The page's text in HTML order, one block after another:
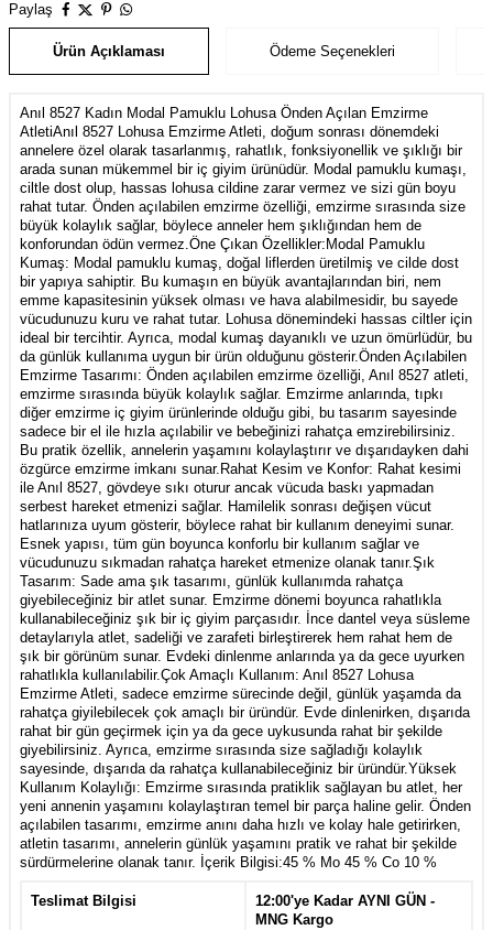
Paylaş
Ürün Açıklaması Ödeme Seçenekleri
Anıl 8527 Kadın Modal Pamuklu Lohusa Önden Açılan Emzirme
AtletiAnıl 8527 Lohusa Emzirme Atleti, doğum sonrası dönemdeki
annelere özel olarak tasarlanmış, rahatlık, fonksiyonellik ve şıklığı bir
arada sunan mükemmel bir iç giyim ürünüdür. Modal pamuklu kumaşı,
ciltle dost olup, hassas lohusa cildine zarar vermez ve sizi gün boyu
rahat tutar. Önden açılabilen emzirme özelliği, emzirme sırasında size
büyük kolaylık sağlar, böylece anneler hem şıklığından hem de
konforundan ödün vermez.Öne Çıkan Özellikler:Modal Pamuklu
Kumaş: Modal pamuklu kumaş, doğal liflerden üretilmiş ve cilde dost
bir yapıya sahiptir. Bu kumaşın en büyük avantajlarından biri, nem
emme kapasitesinin yüksek olması ve hava alabilmesidir, bu sayede
vücudunuzu kuru ve rahat tutar. Lohusa dönemindeki hassas ciltler için
ideal bir tercihtir. Ayrıca, modal kumaş dayanıklı ve uzun ömürlüdür, bu
da günlük kullanıma uygun bir ürün olduğunu gösterir.Önden Açılabilen
Emzirme Tasarımı: Önden açılabilen emzirme özelliği, Anıl 8527 atleti,
emzirme sırasında büyük kolaylık sağlar. Emzirme anlarında, tıpkı
diğer emzirme iç giyim ürünlerinde olduğu gibi, bu tasarım sayesinde
sadece bir el ile hızla açılabilir ve bebeğinizi rahatça emzirebilirsiniz.
Bu pratik özellik, annelerin yaşamını kolaylaştırır ve dışarıdayken dahi
özgürce emzirme imkanı sunar.Rahat Kesim ve Konfor: Rahat kesimi
ile Anıl 8527, gövdeye sıkı oturur ancak vücuda baskı yapmadan
serbest hareket etmenizi sağlar. Hamilelik sonrası değişen vücut
hatlarınıza uyum gösterir, böylece rahat bir kullanım deneyimi sunar.
Esnek yapısı, tüm gün boyunca konforlu bir kullanım sağlar ve
vücudunuzu sıkmadan rahatça hareket etmenize olanak tanır.Şık
Tasarım: Sade ama şık tasarımı, günlük kullanımda rahatça
giyebileceğiniz bir atlet sunar. Emzirme dönemi boyunca rahatlıkla
kullanabileceğiniz şık bir iç giyim parçasıdır. İnce dantel veya süsleme
detaylarıyla atlet, sadeliği ve zarafeti birleştirerek hem rahat hem de
şık bir görünüm sunar. Evdeki dinlenme anlarında ya da gece uyurken
rahatlıkla kullanılabilir.Çok Amaçlı Kullanım: Anıl 8527 Lohusa
Emzirme Atleti, sadece emzirme sürecinde değil, günlük yaşamda da
rahatça giyilebilecek çok amaçlı bir üründür. Evde dinlenirken, dışarıda
rahat bir gün geçirmek için ya da gece uykusunda rahat bir şekilde
giyebilirsiniz. Ayrıca, emzirme sırasında size sağladığı kolaylık
sayesinde, dışarıda da rahatça kullanabileceğiniz bir üründür.Yüksek
Kullanım Kolaylığı: Emzirme sırasında pratiklik sağlayan bu atlet, her
yeni annenin yaşamını kolaylaştıran temel bir parça haline gelir. Önden
açılabilen tasarımı, emzirme anını daha hızlı ve kolay hale getirirken,
atletin tasarımı, annelerin günlük yaşamını pratik ve rahat bir şekilde
sürdürmelerine olanak tanır. İçerik Bilgisi:45 % Mo 45 % Co 10 %
Teslimat Bilgisi
12:00'ye Kadar AYNI GÜN -
MNG Kargo